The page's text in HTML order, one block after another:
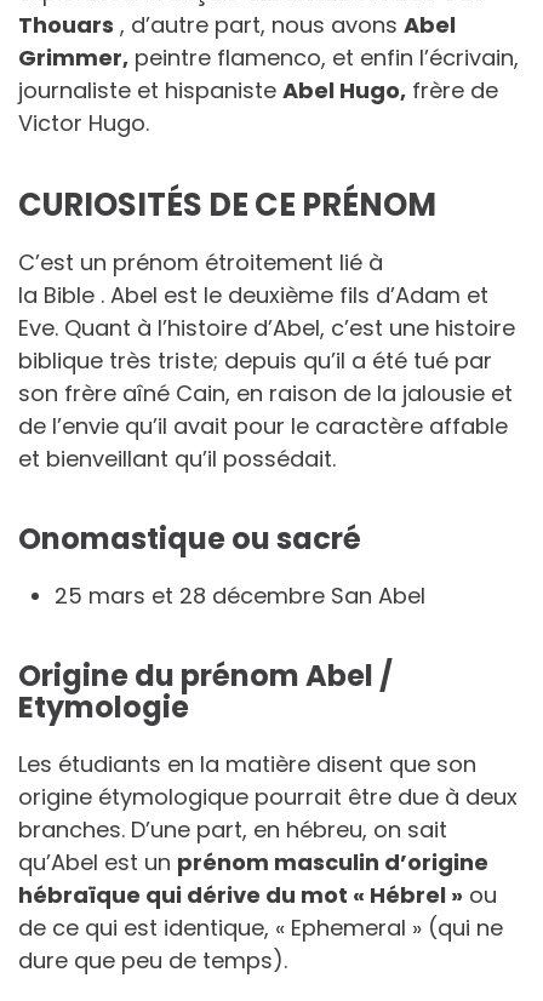
Thouars , d’autre part, nous avons Abel
Grimmer, peintre flamenco, et enfin l’écrivain,
journaliste et hispaniste Abel Hugo, frère de
Victor Hugo.
CURIOSITÉS DE CE PRÉNOM
C’est un prénom étroitement lié à
la Bible . Abel est le deuxième fils d’Adam et
Eve. Quant à l’histoire d’Abel, c’est une histoire
biblique très triste; depuis qu’il a été tué par
son frère aîné Cain, en raison de la jalousie et
de l’envie qu’il avait pour le caractère affable
et bienveillant qu’il possédait.
Onomastique ou sacré
25 mars et 28 décembre San Abel
Origine du prénom Abel /
Etymologie
Les étudiants en la matière disent que son
origine étymologique pourrait être due à deux
branches. D’une part, en hébreu, on sait
qu’Abel est un prénom masculin d’origine
hébraïque qui dérive du mot « Hébrel » ou
de ce qui est identique, « Ephemeral » (qui ne
dure que peu de temps).